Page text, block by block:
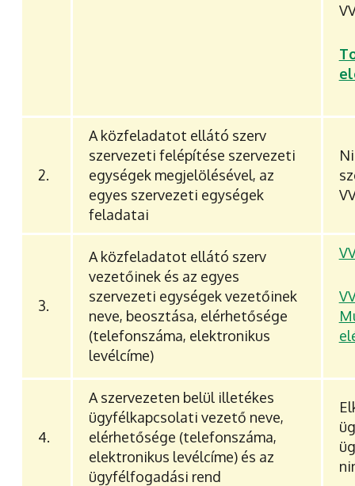
2.
A közfeladatot ellátó szerv
szervezeti felépítése szervezeti
egységek megjelölésével, az
egyes szervezeti egységek
feladatai
3.
A közfeladatot ellátó szerv
vezetőinek és az egyes
szervezeti egységek vezetőinek
neve, beosztása, elérhetősége
(telefonszáma, elektronikus
levélcíme)
4.
A szervezeten belül illetékes
ügyfélkapcsolati vezető neve,
elérhetősége (telefonszáma,
elektronikus levélcíme) és az
ügyfélfogadási rend